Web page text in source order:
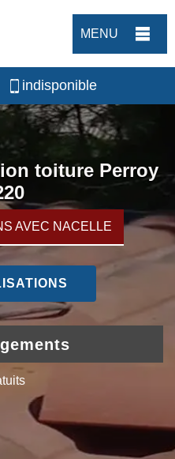
MENU
indisponible
toiture Perroy
AVEC NACELLE